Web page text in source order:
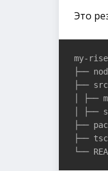
Это
my-
├──
├──
│ ├──
│ ├──
├──
├──
└──